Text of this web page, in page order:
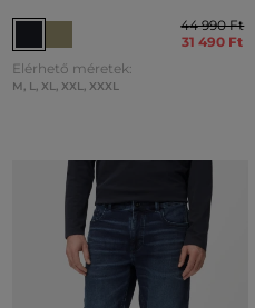
44 990 Ft
31 490 Ft
Elérhető méretek:
M L XL XXL XXXL